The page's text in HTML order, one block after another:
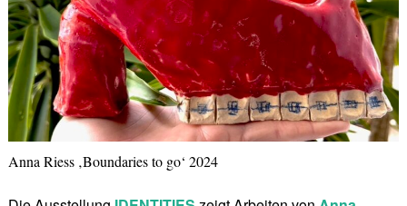
Anna Riess ‚Boundaries to go‘ 2024